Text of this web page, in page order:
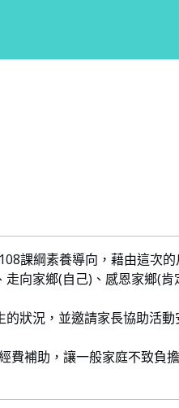
課綱素養導向，藉由這次
向家鄉(自己)、感恩家鄉(肯
狀況，並邀請家長協助活動
費補助，讓一般家庭不致負